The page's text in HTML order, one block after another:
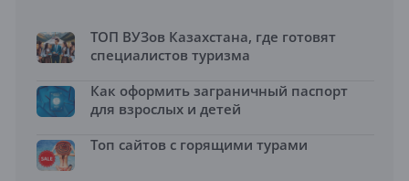
ТОП ВУЗов Казахстана, где готовят
специалистов туризма
Как оформить заграничный паспорт
для взрослых и детей
Топ сайтов с горящими турами